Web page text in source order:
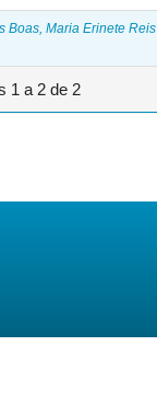
Boas, Maria Erinete Reis
1 a 2 de 2